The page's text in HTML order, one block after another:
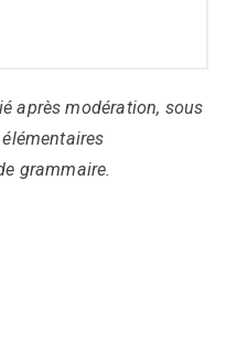
après modération, sous
grammaire.